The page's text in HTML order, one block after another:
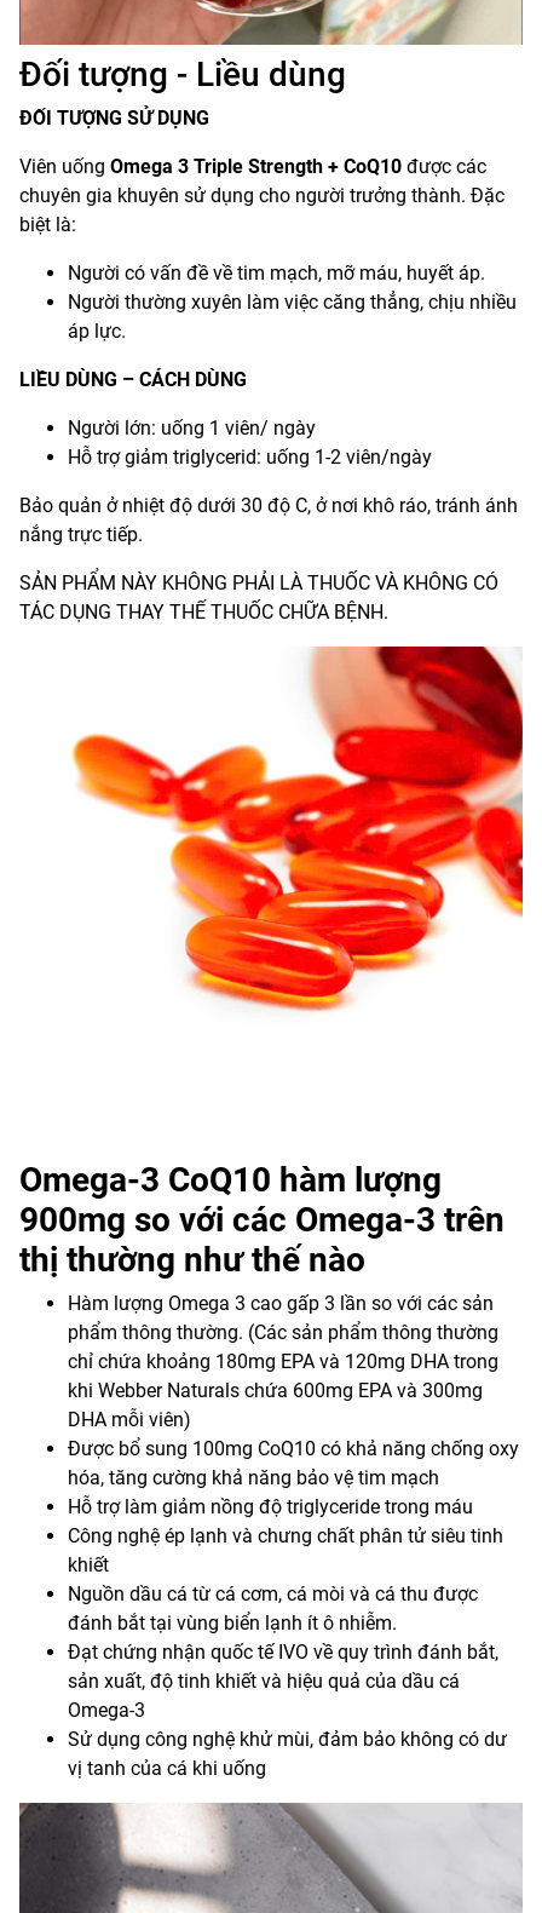
Đối tượng - Liều dùng
ĐỐI TƯỢNG SỬ DỤNG
Viên uống Omega 3 Triple Strength + CoQ10 được các
chuyên gia khuyên sử dụng cho người trưởng thành. Đặc
biệt là:
Người có vấn đề về tim mạch, mỡ máu, huyết áp.
Người thường xuyên làm việc căng thẳng, chịu nhiều
áp lực.
LIỀU DÙNG – CÁCH DÙNG
Người lớn: uống 1 viên/ ngày
Hỗ trợ giảm triglycerid: uống 1-2 viên/ngày
Bảo quản ở nhiệt độ dưới 30 độ C, ở nơi khô ráo, tránh ánh
nắng trực tiếp.
SẢN PHẨM NÀY KHÔNG PHẢI LÀ THUỐC VÀ KHÔNG CÓ
TÁC DỤNG THAY THẾ THUỐC CHỮA BỆNH.
Omega-3 CoQ10 hàm lượng
900mg so với các Omega-3 trên
thị thường như thế nào
Hàm lượng Omega 3 cao gấp 3 lần so với các sản
phẩm thông thường. (Các sản phẩm thông thường
chỉ chứa khoảng 180mg EPA và 120mg DHA trong
khi Webber Naturals chứa 600mg EPA và 300mg
DHA mỗi viên)
Được bổ sung 100mg CoQ10 có khả năng chống oxy
hóa, tăng cường khả năng bảo vệ tim mạch
Hỗ trợ làm giảm nồng độ triglyceride trong máu
Công nghệ ép lạnh và chưng chất phân tử siêu tinh
khiết
Nguồn dầu cá từ cá cơm, cá mòi và cá thu được
đánh bắt tại vùng biển lạnh ít ô nhiễm.
Đạt chứng nhận quốc tế IVO về quy trình đánh bắt,
sản xuất, độ tinh khiết và hiệu quả của dầu cá
Omega-3
Sử dụng công nghệ khử mùi, đảm bảo không có dư
vị tanh của cá khi uống